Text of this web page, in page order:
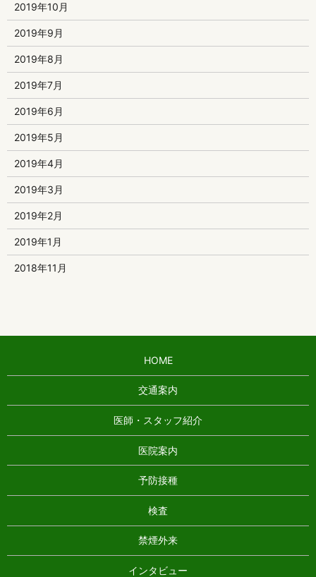
2019年10月
2019年9月
2019年8月
2019年7月
2019年6月
2019年5月
2019年4月
2019年3月
2019年2月
2019年1月
2018年11月
HOME
交通案内
医師・スタッフ紹介
医院案内
予防接種
検査
禁煙外来
インタビュー